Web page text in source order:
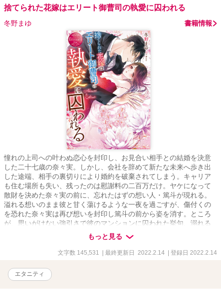
捨てられた花嫁はエリート御曹司の執愛に囚われる
冬野まゆ 書籍情報
憧れの上司への叶わぬ恋心を封印し、お見合い相手との結婚を決意
した二十七歳の奈々実。しかし、会社を辞めて新たな未来へ歩き出
した途端、相手の裏切りにより婚約を破棄されてしまう。キャリア
も住む場所も失い、残ったのは慰謝料の二百万だけ。ヤケになって
散財を決めた奈々実の前に、忘れたはずの想い人・篤斗が現れる。
溢れる想いのまま彼と甘く蕩けるような一夜を過ごすが、傷付くの
を恐れた奈々実は再び想いを封印し篤斗の前から姿を消す。ところ
が、思いがけない強引さで彼のマンションに囚われた挙句、溺れる
ほどの愛情を注がれる日々が始まって!? 一夜の夢から花開く、濃密
もっと見る
文字数 145,531 | 最終更新日 2022.2.14 | 登録日 2022.2.14
エタニティ